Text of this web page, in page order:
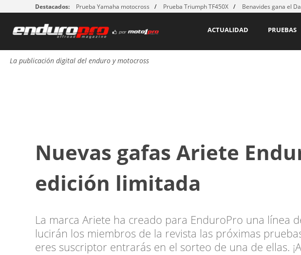
Destacados: Prueba Yamaha motocross Prueba Triumph TF450X Benavides gana el
PRUEBAS
ACTUALIDAD
La publicación digital del enduro y motocross
Nuevas gafas Ariete
edición limitada
La marca Ariete ha creado para EnduroPro una línea
lucirán los miembros de la revista las próximas
eres suscriptor entrarás en el sorteo de una de ellas.